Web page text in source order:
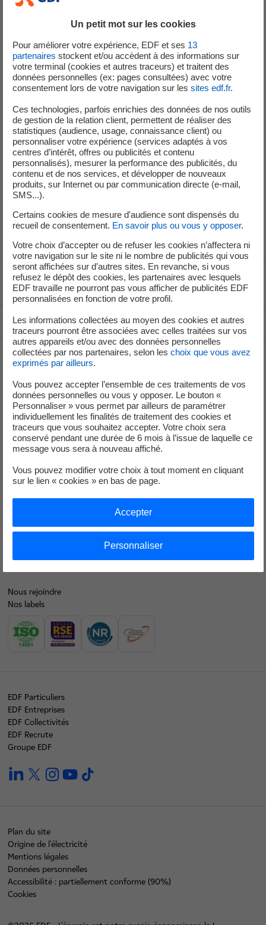
Analystes et Investisseurs
+33 (0) 1 40 42 40 38
Service de Presse
+33 (1) 40 42 46 37
Voir le fil d'ariane
Haut de page
Je déménage
Faire des économies d’énergie
Nos offres d’énergie entreprises
Nous rejoindre
Nos labels
EDF Particuliers
EDF Entreprises
EDF Collectivités
EDF Recrute
Groupe EDF
linkedintwitterinstagramyoutube
Plan du site
Origine de l'électricité
Mentions légales
Données personnelles
Accessibilité : partiellement conforme (90%)
Cookies
Un petit mot sur les cookies
Pour améliorer votre expérience, EDF et ses 13
partenaires stockent et/ou accèdent à des informations sur
votre terminal (cookies et autres traceurs) et traitent des
données personnelles (ex: pages consultées) avec votre
consentement lors de votre navigation sur les sites edf.fr.
Ces technologies, parfois enrichies des données de nos outils
de gestion de la relation client, permettent de réaliser des
statistiques (audience, usage, connaissance client) ou
personnaliser votre expérience (services adaptés à vos
centres d’intérêt, offres ou publicités et contenu
personnalisés), mesurer la performance des publicités, du
contenu et de nos services, et développer de nouveaux
produits, sur Internet ou par communication directe (e-mail,
SMS...).
Certains cookies de mesure d'audience sont dispensés du
recueil de consentement. En savoir plus ou vous y opposer.
Votre choix d’accepter ou de refuser les cookies n’affectera ni
votre navigation sur le site ni le nombre de publicités qui vous
seront affichées sur d’autres sites. En revanche, si vous
refusez le dépôt des cookies, les partenaires avec lesquels
EDF travaille ne pourront pas vous afficher de publicités EDF
personnalisées en fonction de votre profil.
Les informations collectées au moyen des cookies et autres
traceurs pourront être associées avec celles traitées sur vos
autres appareils et/ou avec des données personnelles
collectées par nos partenaires, selon les choix que vous avez
exprimés par ailleurs.
Vous pouvez accepter l’ensemble de ces traitements de vos
données personnelles ou vous y opposer. Le bouton «
Personnaliser » vous permet par ailleurs de paramétrer
individuellement les finalités de traitement des cookies et
traceurs que vous souhaitez accepter. Votre choix sera
conservé pendant une durée de 6 mois à l’issue de laquelle ce
message vous sera à nouveau affiché.
Vous pouvez modifier votre choix à tout moment en cliquant
sur le lien « cookies » en bas de page.
Personnaliser
Accepter